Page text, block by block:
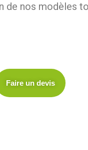
de nos modèles
Faire un devis